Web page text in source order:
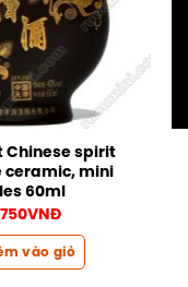
Chinese spirit
ceramic, mini
60ml
VNĐ
vào giỏ